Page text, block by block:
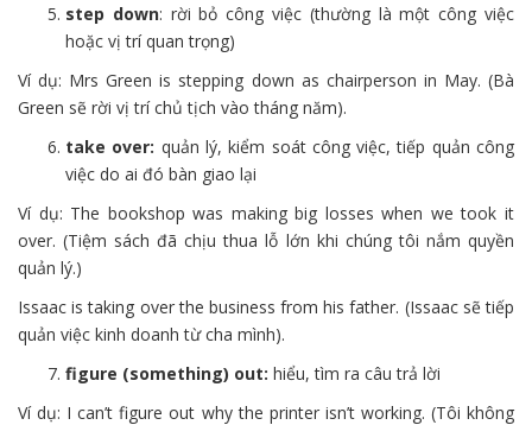
step down: rời bỏ công việc (thường là một công việc
hoặc vị trí quan trọng)
Ví dụ: Mrs Green is stepping down as chairperson in May. (Bà
Green sẽ rời vị trí chủ tịch vào tháng năm).
take over: quản lý, kiểm soát công việc, tiếp quản công
việc do ai đó bàn giao lại
Ví dụ: The bookshop was making big losses when we took it
over. (Tiệm sách đã chịu thua lỗ lớn khi chúng tôi nắm quyền
quản lý.)
Issaac is taking over the business from his father. (Issaac sẽ tiếp
quản việc kinh doanh từ cha mình).
figure (something) out: hiểu, tìm ra câu trả lời
Ví dụ: I can’t figure out why the printer isn’t working. (Tôi không